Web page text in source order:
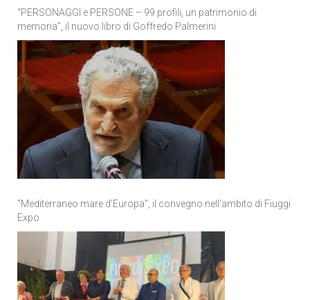
“PERSONAGGI e PERSONE – 99 profili, un patrimonio di
memoria”, il nuovo libro di Goffredo Palmerini
“Mediterraneo mare d’Europa”, il convegno nell’ambito di Fiuggi
Expo